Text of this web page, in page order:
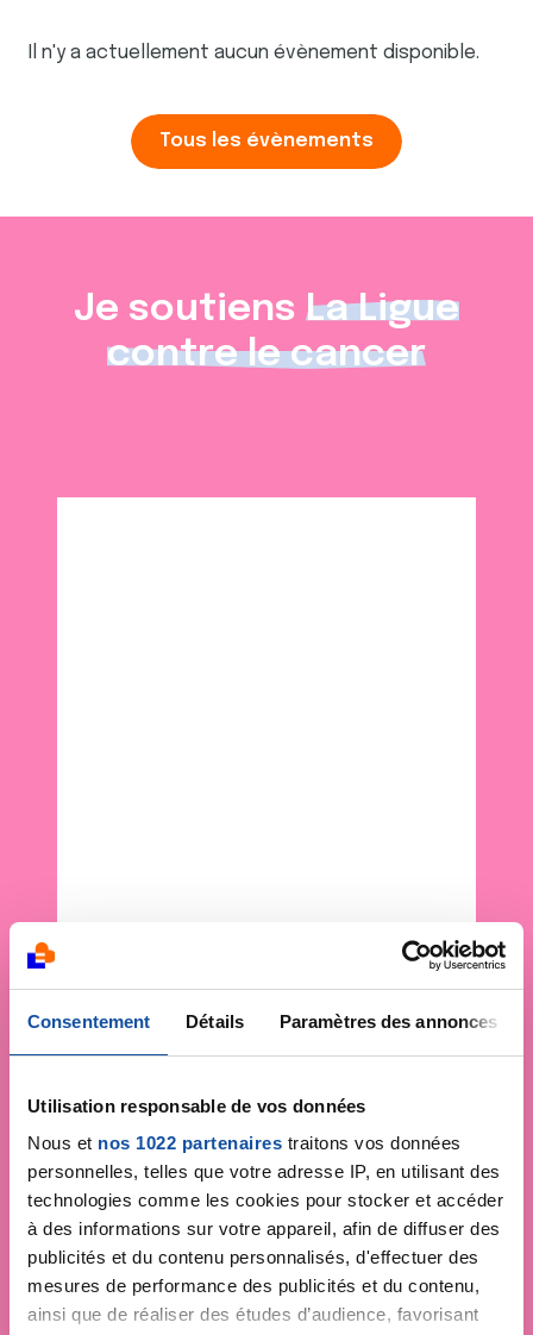
Consentement Détails Paramètres des annonces
Utilisation responsable de vos données
Nous et nos 1022 partenaires traitons vos données
personnelles, telles que votre adresse IP, en utilisant des
technologies comme les cookies pour stocker et accéder
à des informations sur votre appareil, afin de diffuser des
publicités et du contenu personnalisés, d'effectuer des
mesures de performance des publicités et du contenu,
ainsi que de réaliser des études d’audience, favorisant
Il n'y a actuellement aucun évènement disponible.
Tous les évènements
Je soutiens La Ligue
contre le cancer